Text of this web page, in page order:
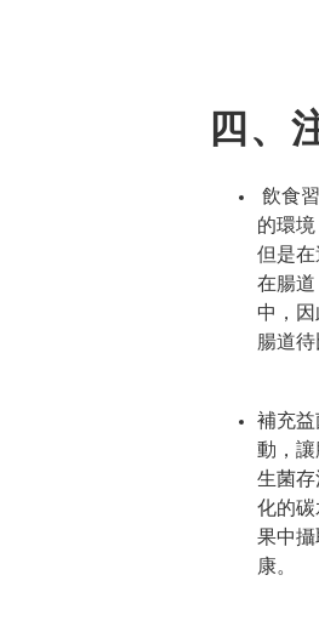
四、
飲食
的環
但是
在腸
中，
腸道
補充
動，
生菌
化的
果中
康。